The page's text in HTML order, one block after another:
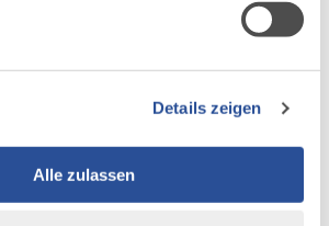
Details zeigen
Alle zulassen
sich meine Aufregung ins
weil die Jobchallenge endlich